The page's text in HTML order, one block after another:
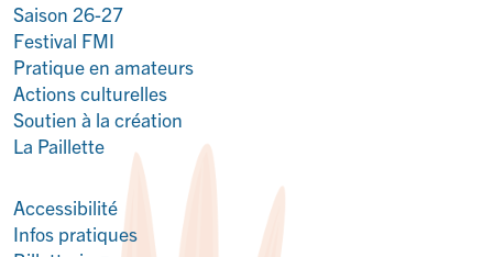
Saison 26-27
Festival FMI
Pratique en amateurs
Actions culturelles
Soutien à la création
La Paillette
Accessibilité
Infos pratiques